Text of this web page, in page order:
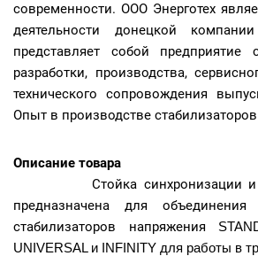
современности. ООО Энерготех
деятельности донецкой
представляет собой
разработки, производства,
технического сопровождения
Опыт в производстве
Описание товара
Стойка синхронизации и
предназначена для
стабилизаторов напряжения
UNIVERSAL и INFINITY для работы в